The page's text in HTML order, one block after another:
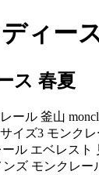
ィー
ス 春夏
ール 釜山
イズ3 モンク
ル エベレス
ズ モンクレ